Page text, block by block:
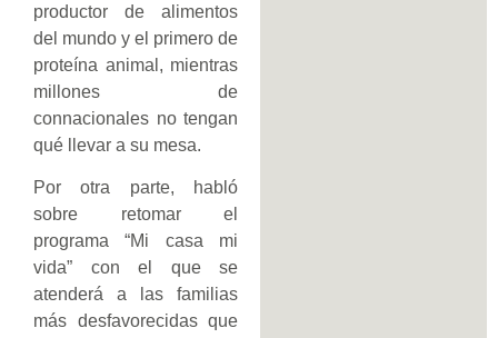
productor de alimentos
del mundo y el primero de
proteína animal, mientras
millones de
connacionales no tengan
qué llevar a su mesa.
Por otra parte, habló
sobre retomar el
programa “Mi casa mi
vida” con el que se
atenderá a las familias
más desfavorecidas que